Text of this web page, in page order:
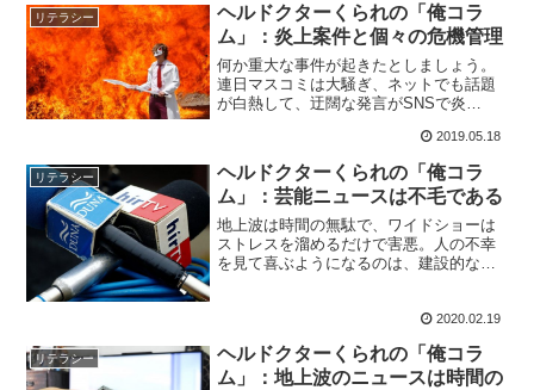
ーは、不幸を招くのです。
リテラシー
ヘルドクターくられの「俺コラ
ム」：炎上案件と個々の危機管理
何か重大な事件が起きたとしましょう。
連日マスコミは大騒ぎ、ネットでも話題
が白熱して、迂闊な発言がSNSで炎
り、情報のギャップは無視できません。
今回は重大事における危機管理について
触れていきます。
2019.05.18
リテラシー
ヘルドクターくられの「俺コラ
ム」：芸能ニュースは不毛である
地上波は時間の無駄で、ワイドショーは
ストレスを溜めるだけで害悪。人の不幸
を見て喜ぶようになるのは、建設的な方
その中でも「芸能ニュース」の不毛さに
ついて触れようと思います。
2020.02.19
リテラシー
ヘルドクターくられの「俺コラ
ム」：地上波のニュースは時間の